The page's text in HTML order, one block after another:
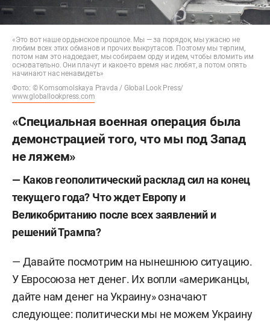
«Это вот наше ордынское прошлое. Мы — за порядок, мы ужасно не
любим всех этих обманов и прочих выкрутасов. Поэтому мы терпим,
потом нам это надоедает, мы собираем орду и идем, чтобы вломить им
основательно. Они плачут и какое-то время нас любят, а потом опять
начинают нас ненавидеть»
Фото: © Komsomolskaya Pravda / Global Look Press/
www.globallookpress.com
«Специальная военная операция была
демонстрацией того, что мы под Запад
не ляжем»
— Каков геополитический расклад сил на конец
текущего года? Что ждет Европу и
Великобританию после всех заявлений и
решений Трампа?
— Давайте посмотрим на нынешнюю ситуацию.
У Евросоюза нет денег. Их вопли «американцы,
дайте нам денег на Украину» означают
следующее: политически мы не можем Украину